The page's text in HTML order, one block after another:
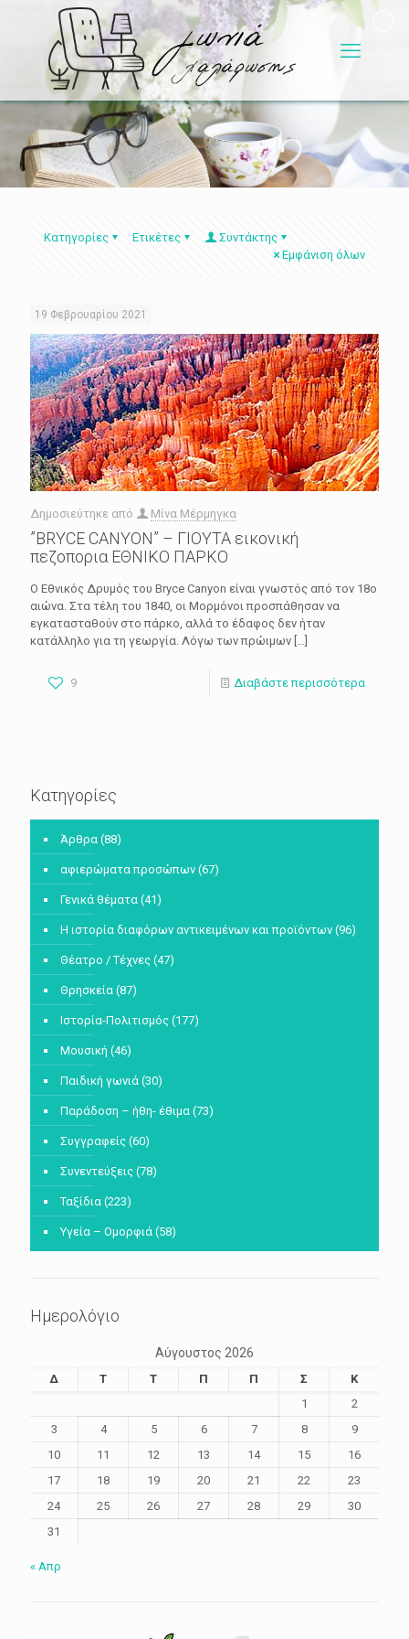
Κατηγορίες Ετικέτες
Συντάκτης
Εμφάνιση όλων
19 Φεβρουαρίου 2021
Δημοσιεύτηκε από Μίνα Μέρμηγκα
”BRYCE CANYON” – ΓΙΟΥΤΑ εικονική
πεζοπορια ΕΘΝΙΚΟ ΠΑΡΚΟ
Ο Εθνικός Δρυμός του Bryce Canyon είναι γνωστός από τον 18ο
αιώνα. Στα τέλη του 1840, οι Μορμόνοι προσπάθησαν να
εγκατασταθούν στο πάρκο, αλλά το έδαφος δεν ήταν
κατάλληλο για τη γεωργία. Λόγω των πρώιμων […]
9 Διαβάστε περισσότερα
Κατηγορίες
Άρθρα (88)
αφιερώματα προσώπων (67)
Γενικά θέματα (41)
Η ιστορία διαφόρων αντικειμένων και προϊόντων (96)
Θέατρο / Τέχνες (47)
Θρησκεία (87)
Ιστορία-Πολιτισμός (177)
Μουσική (46)
Παιδική γωνιά (30)
Παράδοση – ήθη- έθιμα (73)
Συγγραφείς (60)
Συνεντεύξεις (78)
Ταξίδια (223)
Υγεία – Ομορφιά (58)
Ημερολόγιο
Αύγουστος 2026
Δ Τ Τ Π Π Σ
Κ
1
2
3
4 5 6 7 8
9
10
11 12 13 14 15
16
17
18 19 20 21 22
23
24
25 26 27 28 29
30
31
« Απρ